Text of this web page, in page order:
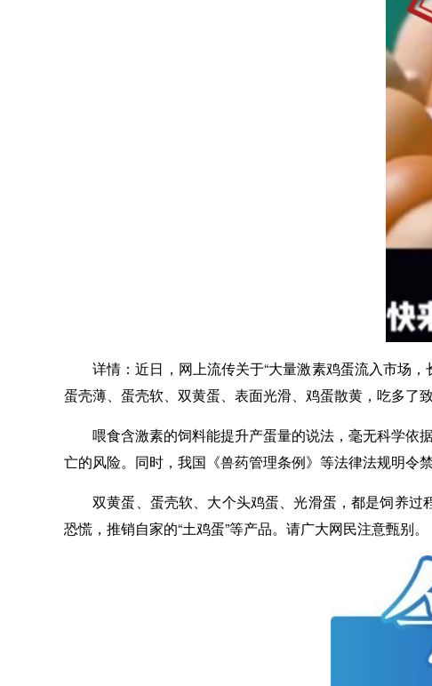
详情：近日，网上流传关于“大量激素鸡蛋流入市场，
蛋壳薄、蛋壳软、双黄蛋、表面光滑、鸡蛋散黄，吃多了
喂食含激素的饲料能提升产蛋量的说法，毫无科学依据
亡的风险。同时，我国《兽药管理条例》等法律法规明令
双黄蛋、蛋壳软、大个头鸡蛋、光滑蛋，都是饲养过
恐慌，推销自家的“土鸡蛋”等产品。请广大网民注意甄别